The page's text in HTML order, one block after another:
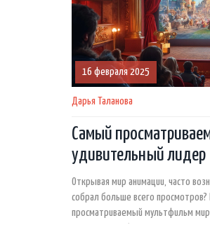
16 февраля 2025
Дарья Таланова
Самый
удивительный лидер
Открывая мир анимации, часто
собрал больше всего
просматриваемый мультфильм